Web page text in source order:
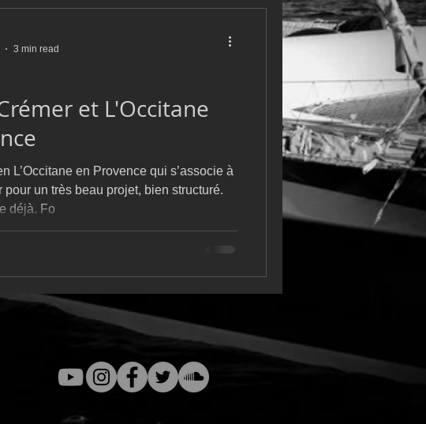
et L'Occitane
L’Occitane en Provence qui s’associe à
pour un très beau projet, bien structuré.
déjà. Fo
3 min read